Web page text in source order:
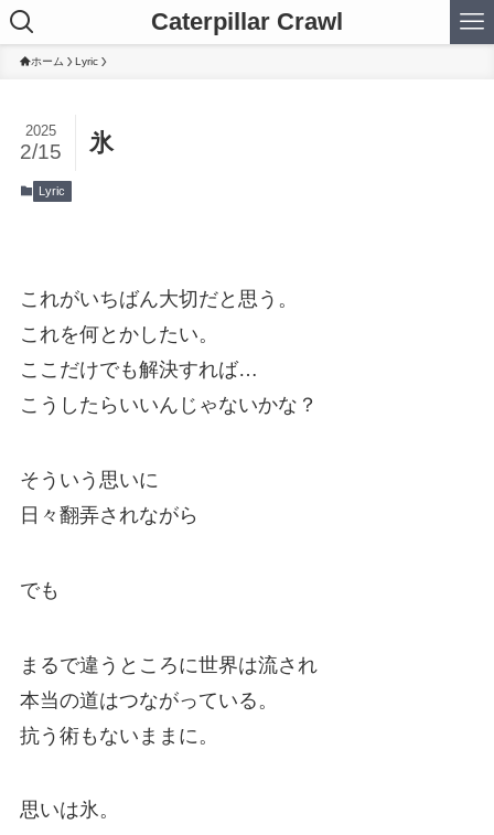
Caterpillar Crawl
ホーム Lyric
氷
2025
2/15
Lyric
これがいちばん大切だと思う。
これを何とかしたい。
ここだけでも解決すれば…
こうしたらいいんじゃないかな？
そういう思いに
日々翻弄されながら
でも
まるで違うところに世界は流され
本当の道はつながっている。
抗う術もないままに。
思いは氷。